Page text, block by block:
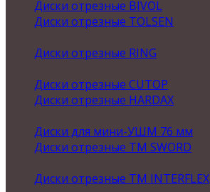
Диски отрезные BIVOL
Диски отрезные TOLSEN
Диски отрезные RING
Диски отрезные CUTOP
Диски отрезные HARDAX
Диски для мини-УШМ 76 мм
Диски отрезные ТМ SWORD
Диски отрезные ТМ INTERFLEX